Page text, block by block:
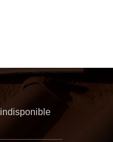
indisponible